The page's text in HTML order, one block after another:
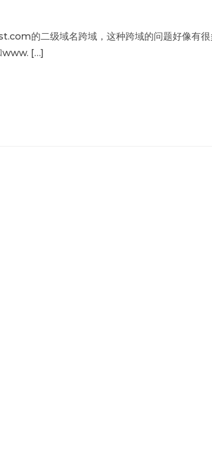
的二级域名跨域，这种跨域的问题好像有很
www. […]